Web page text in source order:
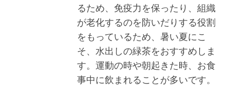
るため、免疫力を保ったり、組織
が老化するのを防いだりする役割
をもっているため、暑い夏にこ
そ、水出しの緑茶をおすすめしま
す。運動の時や朝起きた時、お食
事中に飲まれることが多いです。